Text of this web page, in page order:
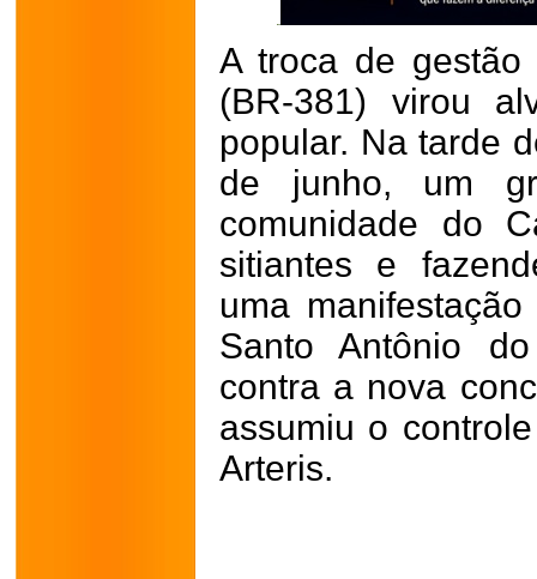
A troca de gestão
(BR-381) virou
popular. Na tarde
de junho, um
comunidade do
sitiantes e
uma
Santo Antônio
contra a nova
assumiu o
Arteris.